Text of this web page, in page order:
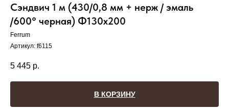
Сэндвич 1 м (430/0,8 мм + нерж / эмаль
/600° черная) Ф130х200
Ferrum
Артикул: f6115
5 445 р.
В КОРЗИНУ